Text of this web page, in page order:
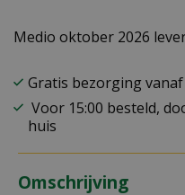
Medio oktober 2026
Gratis bezorging vanaf
Voor 15:00 besteld,
huis
Omschrijving